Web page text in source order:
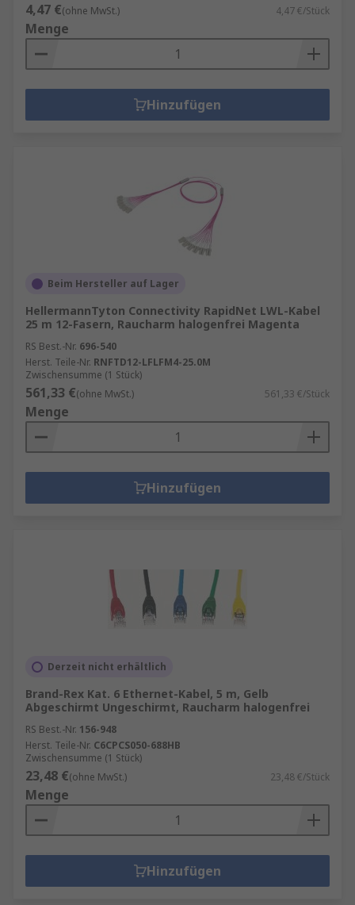
4,47 €(ohne MwSt.) 4,47 €/Stück
Menge
Hinzufügen
Beim Hersteller auf Lager
HellermannTyton Connectivity RapidNet LWL-Kabel
25 m 12-Fasern, Raucharm halogenfrei Magenta
RS Best.-Nr. 696-540
Herst. Teile-Nr. RNFTD12-LFLFM4-25.0M
Zwischensumme (1 Stück)
561,33 €(ohne MwSt.) 561,33 €/Stück
Menge
Hinzufügen
Derzeit nicht erhältlich
Brand-Rex Kat. 6 Ethernet-Kabel, 5 m, Gelb
Abgeschirmt Ungeschirmt, Raucharm halogenfrei
RS Best.-Nr. 156-948
Herst. Teile-Nr. C6CPCS050-688HB
Zwischensumme (1 Stück)
23,48 €(ohne MwSt.) 23,48 €/Stück
Menge
Hinzufügen